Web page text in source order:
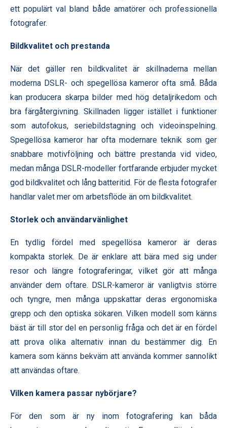
ett populärt val bland både amatörer och professionella
fotografer.
Bildkvalitet och prestanda
När det gäller ren bildkvalitet är skillnaderna mellan
moderna DSLR- och spegellösa kameror ofta små. Båda
kan producera skarpa bilder med hög detaljrikedom och
bra färgåtergivning. Skillnaden ligger istället i funktioner
som autofokus, seriebildstagning och videoinspelning.
Spegellösa kameror har ofta modernare teknik som ger
snabbare motivföljning och bättre prestanda vid video,
medan många DSLR-modeller fortfarande erbjuder mycket
god bildkvalitet och lång batteritid. För de flesta fotografer
handlar valet mer om arbetsflöde än om bildkvalitet.
Storlek och användarvänlighet
En tydlig fördel med spegellösa kameror är deras
kompakta storlek. De är enklare att bära med sig under
resor och längre fotograferingar, vilket gör att många
använder dem oftare. DSLR-kameror är vanligtvis större
och tyngre, men många uppskattar deras ergonomiska
grepp och den optiska sökaren. Vilken modell som känns
bäst är till stor del en personlig fråga och det är en fördel
att prova olika alternativ innan du bestämmer dig. En
kamera som känns bekväm att använda kommer sannolikt
att användas oftare.
Vilken kamera passar nybörjare?
För den som är ny inom fotografering kan båda